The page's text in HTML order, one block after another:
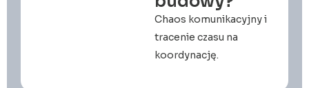
Chaos komunikacyjny i
tracenie czasu na
koordynację.